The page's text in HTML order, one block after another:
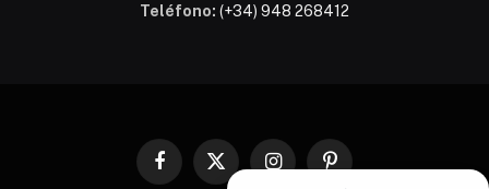
Teléfono: (+34) 948 268412
Facebook
X
InstagramPinterest